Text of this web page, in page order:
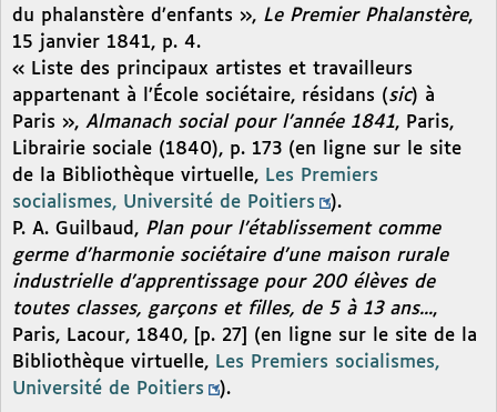
du phalanstère d’enfants », Le Premier Phalanstère,
15 janvier 1841, p. 4.
« Liste des principaux artistes et travailleurs
appartenant à l’École sociétaire, résidans (sic) à
Paris », Almanach social pour l’année 1841, Paris,
Librairie sociale (1840), p. 173 (en ligne sur le site
de la Bibliothèque virtuelle, Les Premiers
socialismes, Université de Poitiers
).
P. A. Guilbaud, Plan pour l’établissement comme
germe d’harmonie sociétaire d’une maison rurale
industrielle d’apprentissage pour 200 élèves de
toutes classes, garçons et filles, de 5 à 13 ans...,
Paris, Lacour, 1840, [p. 27] (en ligne sur le site de la
Bibliothèque virtuelle, Les Premiers socialismes,
Université de Poitiers
).